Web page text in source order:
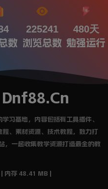
数
225241
浏览总数
480天
勉强运行
Dnf88.Cn
习基地，内容包括有工具插件、
、素材资源、技术教程，致力打
，一起收集教学资源打造最全的教
内存 48.41 MB |